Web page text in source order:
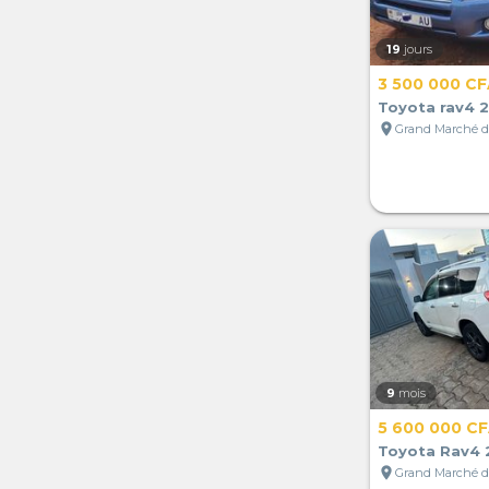
19 jours
3 500 000
Toyota rav4
location_on
9 mois
5 600 000
Toyota Rav4
location_on